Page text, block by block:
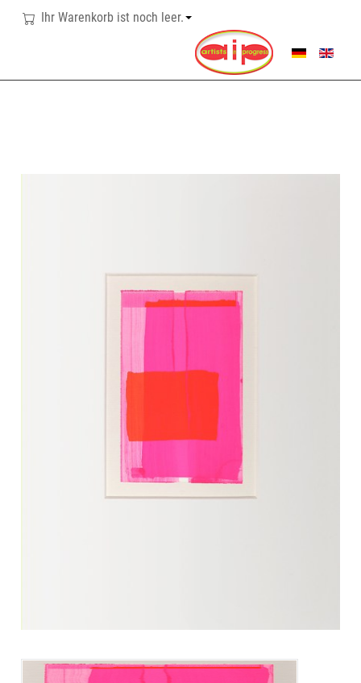
Ihr Warenkorb ist noch leer.
SPRACHE